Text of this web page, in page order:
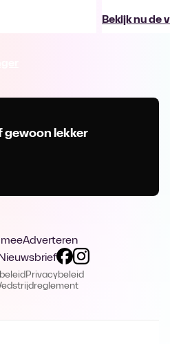
Bekijk nu de
gewoon lekker
Adverteren
Privacybeleid